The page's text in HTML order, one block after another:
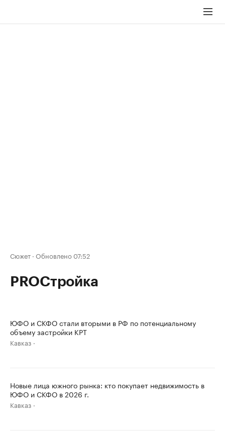
Сюжет · Обновлено 07:52
PROСтройка
ЮФО и СКФО стали вторыми в РФ по потенциальному
объему застройки КРТ
Кавказ
Новые лица южного рынка: кто покупает недвижимость в
ЮФО и СКФО в 2026 г.
Кавказ